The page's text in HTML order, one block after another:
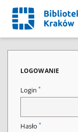
LOGOWANIE
Login *
Hasło *